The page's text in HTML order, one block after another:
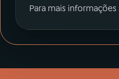
Para mais